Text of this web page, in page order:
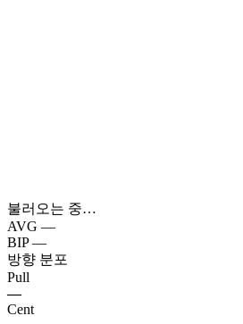
불러오는 중…
AVG —
BIP —
방향 분포
Pull
—
Cent